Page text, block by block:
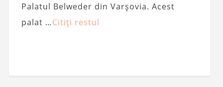
Palatul Belweder din Varșovia. Acest
palat …Citiți restul